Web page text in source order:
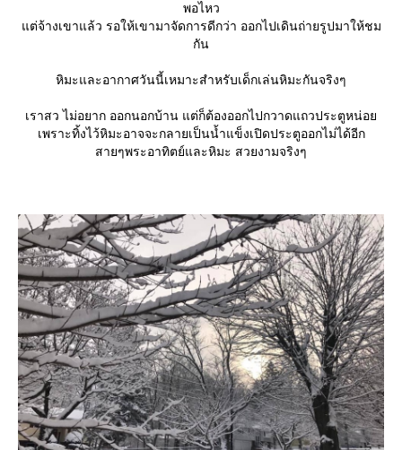
พอไหว
ต่จ้างเขาแล้ว รอให้เขามาจัดการดีกว่า ออกไปเดินถ่ายรูปมาให้ชม
กัน
หิมะและอากาศวันนี้เหมาะสำหรับเด็กเล่นหิมะกันจริงๆ
เราสว ไม่อยาก ออกนอกบ้าน แต่ก็ต้องออกไปกวาดแถวประตูหน่อ
เพราะทิ้งไว้หิมะอาจจะกลายเป็นน้ำแข็งเปิดประตูออกไม่ได้อีก
สายๆพระอาทิตย์และหิมะ สวยงามจริงๆ